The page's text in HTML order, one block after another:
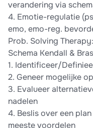
verandering via
4. Emotie-regulatie
emo, emo-reg.
Prob. Solving
Schema Kendall &
1. Identificeer/
2. Geneer mogelijke
3. Evalueer
nadelen
4. Beslis over een
meeste voordelen